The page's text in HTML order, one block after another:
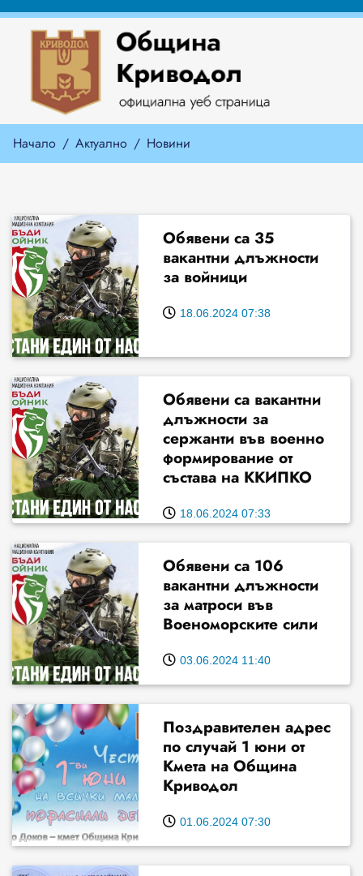
Начало Актуално Новини
Обявени са 35
вакантни длъжности
за войници
18.06.2024 07:38
Обявени са вакантни
длъжности за
сержанти във военно
формирование от
състава на ККИПКО
18.06.2024 07:33
Обявени са 106
вакантни длъжности
за матроси във
Военоморските сили
03.06.2024 11:40
Поздравителен адрес
по случай 1 юни от
Кмета на Община
Криводол
01.06.2024 07:30